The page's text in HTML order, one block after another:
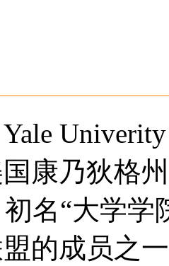
康乃狄格
名“大学学
的成员之